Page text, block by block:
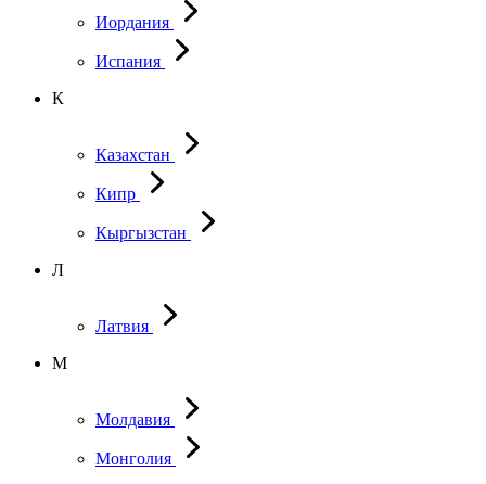
Иордания
Испания
К
Казахстан
Кипр
Кыргызстан
Л
Латвия
М
Молдавия
Монголия